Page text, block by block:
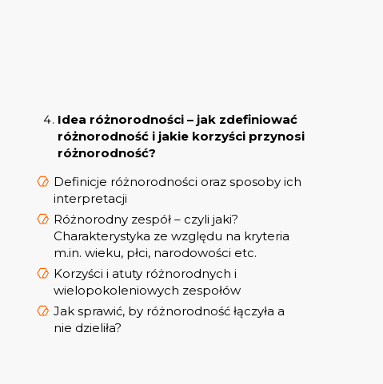
Idea różnorodności – jak zdefiniować
różnorodność i jakie korzyści przynosi
różnorodność?
Definicje różnorodności oraz sposoby ich
interpretacji
Różnorodny zespół – czyli jaki?
Charakterystyka ze względu na kryteria
m.in. wieku, płci, narodowości etc.
Korzyści i atuty różnorodnych i
wielopokoleniowych zespołów
Jak sprawić, by różnorodność łączyła a
nie dzieliła?